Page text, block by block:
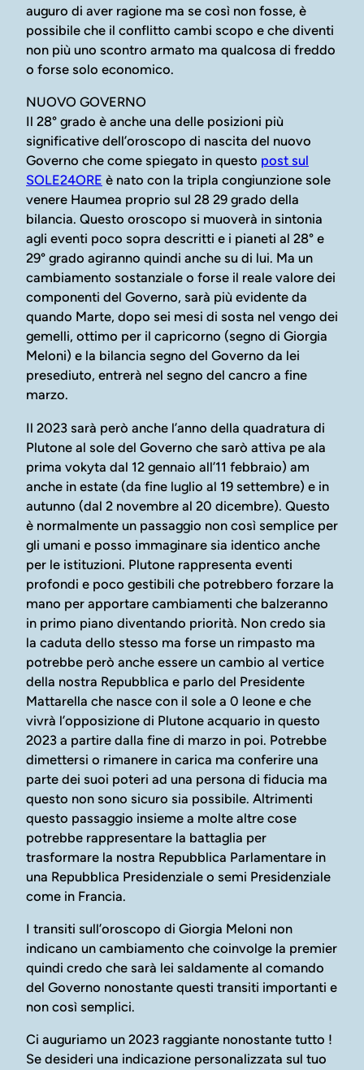
auguro di aver ragione ma se così non fosse, è
possibile che il conflitto cambi scopo e che diventi
non più uno scontro armato ma qualcosa di freddo
o forse solo economico.
NUOVO GOVERNO
Il 28° grado è anche una delle posizioni più
significative dell’oroscopo di nascita del nuovo
Governo che come spiegato in questo post sul
SOLE24ORE è nato con la tripla congiunzione sole
venere Haumea proprio sul 28 29 grado della
bilancia. Questo oroscopo si muoverà in sintonia
agli eventi poco sopra descritti e i pianeti al 28° e
29° grado agiranno quindi anche su di lui. Ma un
cambiamento sostanziale o forse il reale valore dei
componenti del Governo, sarà più evidente da
quando Marte, dopo sei mesi di sosta nel vengo dei
gemelli, ottimo per il capricorno (segno di Giorgia
Meloni) e la bilancia segno del Governo da lei
presediuto, entrerà nel segno del cancro a fine
marzo.
Il 2023 sarà però anche l’anno della quadratura di
Plutone al sole del Governo che sarò attiva pe ala
prima vokyta dal 12 gennaio all’11 febbraio) am
anche in estate (da fine luglio al 19 settembre) e in
autunno (dal 2 novembre al 20 dicembre). Questo
è normalmente un passaggio non così semplice per
gli umani e posso immaginare sia identico anche
per le istituzioni. Plutone rappresenta eventi
profondi e poco gestibili che potrebbero forzare la
mano per apportare cambiamenti che balzeranno
in primo piano diventando priorità. Non credo sia
la caduta dello stesso ma forse un rimpasto ma
potrebbe però anche essere un cambio al vertice
della nostra Repubblica e parlo del Presidente
Mattarella che nasce con il sole a 0 leone e che
vivrà l’opposizione di Plutone acquario in questo
2023 a partire dalla fine di marzo in poi. Potrebbe
dimettersi o rimanere in carica ma conferire una
parte dei suoi poteri ad una persona di fiducia ma
questo non sono sicuro sia possibile. Altrimenti
questo passaggio insieme a molte altre cose
potrebbe rappresentare la battaglia per
trasformare la nostra Repubblica Parlamentare in
una Repubblica Presidenziale o semi Presidenziale
come in Francia.
I transiti sull’oroscopo di Giorgia Meloni non
indicano un cambiamento che coinvolge la premier
quindi credo che sarà lei saldamente al comando
del Governo nonostante questi transiti importanti e
non così semplici.
Ci auguriamo un 2023 raggiante nonostante tutto !
Se desideri una indicazione personalizzata sul tuo